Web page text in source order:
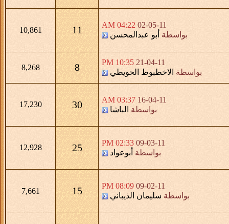
02-05-11
04:22 AM
بواسطة أبو عبدالمحسن 11
10,861
21-04-11
10:35 PM
بواسطة الاخطبوط الحويطي 8
8,268
16-04-11
03:37 AM
بواسطة الباشا 30
17,230
09-03-11
02:33 PM
بواسطة أبوعواد 25
12,928
09-02-11
08:09 PM
بواسطة سليمان الذيباني 15
7,661